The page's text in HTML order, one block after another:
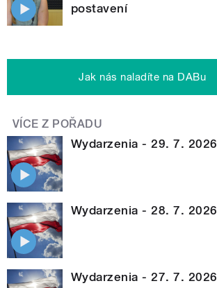
postavení
Jak nás naladíte na DABu
VÍCE Z POŘADU
Wydarzenia - 29. 7. 2026
Wydarzenia - 28. 7. 2026
Wydarzenia - 27. 7. 2026